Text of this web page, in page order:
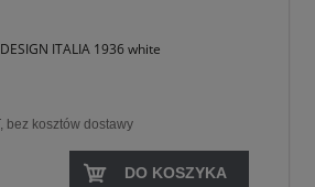
ITALIA 1936 white
bez kosztów dostawy
DO KOSZYKA